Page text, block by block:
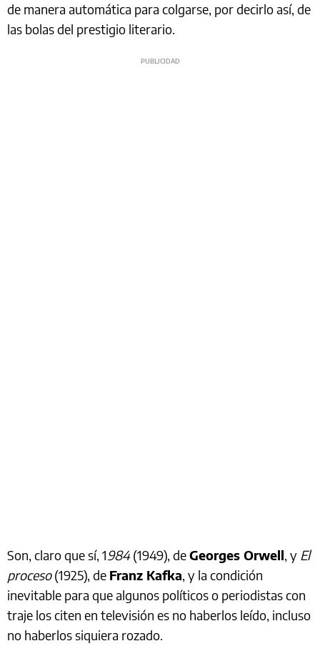
de manera automática para colgarse, por decirlo así, de
las bolas del prestigio literario.
Son, claro que sí, 1984(1949), deGeorges Orwell, y El
proceso(1925), de Franz Kafka, y la condición
inevitable para que algunos políticos o periodistas con
traje los citen en televisión es no haberlos leído, incluso
no haberlos siquiera rozado.